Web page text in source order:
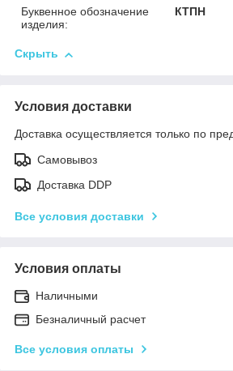
Буквенное обозначение
изделия:
КТПН
Скрыть
Условия доставки
Доставка осуществляется только по
Самовывоз
Доставка DDP
Все условия доставки
Условия оплаты
Наличными
Безналичный расчет
Все условия оплаты